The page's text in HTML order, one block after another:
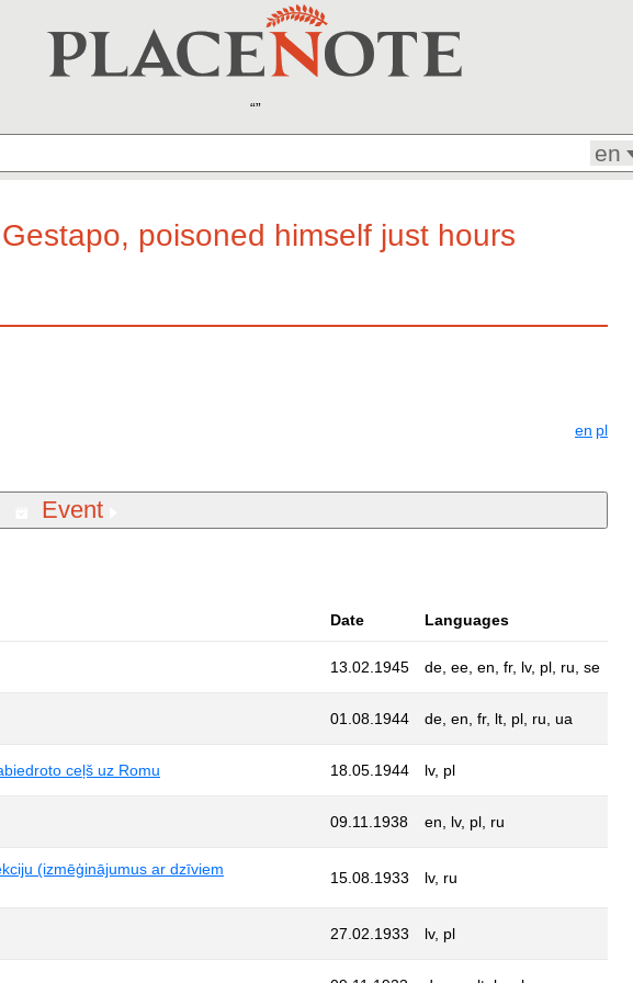
en
poisoned himself just hours
en pl
Event
Date Languages
13.02.1945 de, ee, en, fr, lv, pl, ru, se
01.08.1944 de, en, fr, lt, pl, ru, ua
ceļš uz Romu 18.05.1944 lv, pl
09.11.1938 en, lv, pl, ru
(izmēģinājumus ar dzīviem
15.08.1933 lv, ru
27.02.1933 lv, pl